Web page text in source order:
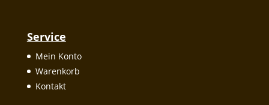
Service
Mein Konto
Warenkorb
Kontakt